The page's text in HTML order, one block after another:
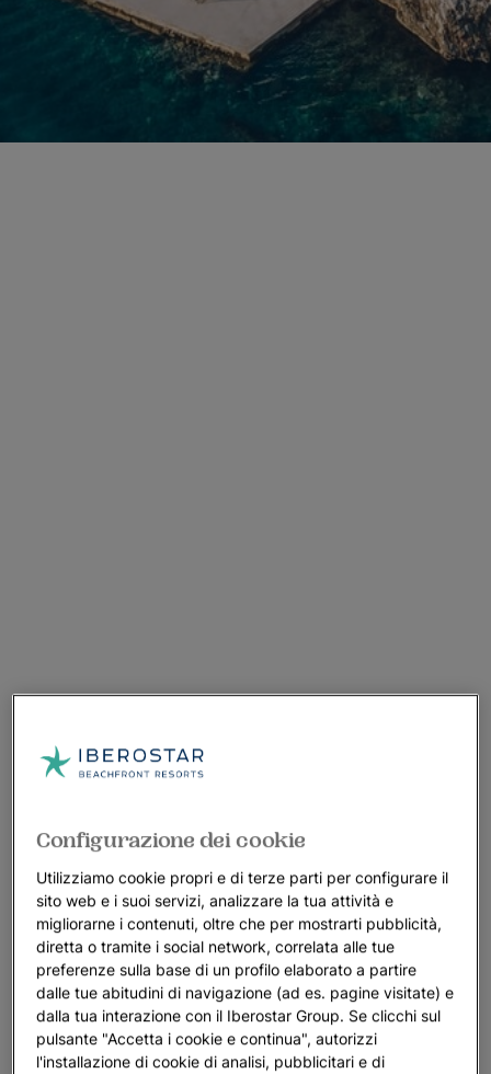
Configurazione dei cookie
Utilizziamo cookie propri e di terze parti per configurare il
sito web e i suoi servizi, analizzare la tua attività e
migliorarne i contenuti, oltre che per mostrarti pubblicità,
diretta o tramite i social network, correlata alle tue
preferenze sulla base di un profilo elaborato a partire
dalle tue abitudini di navigazione (ad es. pagine visitate) e
dalla tua interazione con il Iberostar Group. Se clicchi sul
pulsante "Accetta i cookie e continua", autorizzi
l'installazione di cookie di analisi, pubblicitari e di